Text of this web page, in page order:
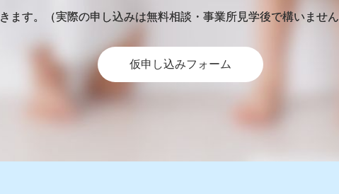
きます。（実際の申し込みは無料相談・事業所見学後で構いませ
仮申し込みフォーム